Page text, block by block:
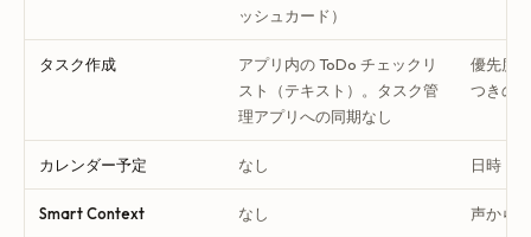
ッシュカード）
タスク作成
アプリ内の ToDo チェックリ
スト（テキスト）。タスク管
理アプリへの同期なし
優先度
つきの
カレンダー予定 なし 日時・
Smart Context なし 声から